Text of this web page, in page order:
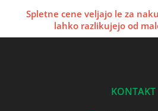
Spletne cene veljajo le za
lahko razlikujejo od
KONTAKT